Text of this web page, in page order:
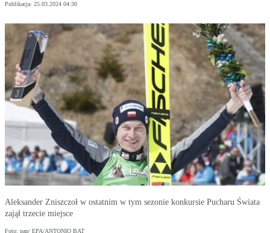
Publikacja: 25.03.2024 04:30
Aleksander Zniszczoł w ostatnim w tym sezonie konkursie Pucharu Świata
zajął trzecie miejsce
Foto: pap/ EPA/ANTONIO BAT